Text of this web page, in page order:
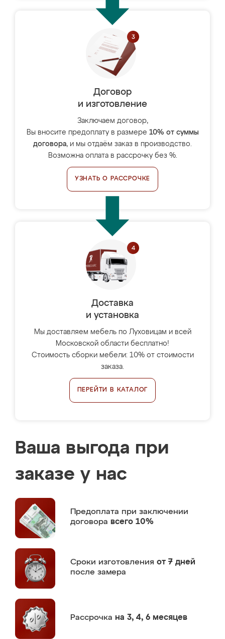
Договор
и изготовление
Заключаем договор,
Вы вносите предоплату в размере 10% от суммы
договора, и мы отдаём заказ в производство.
Возможна оплата в рассрочку без %.
УЗНАТЬ О РАССРОЧКЕ
Доставка
и установка
Мы доставляем мебель по Луховицам и всей
Московской области бесплатно!
Стоимость сборки мебели: 10% от стоимости
заказа.
ПЕРЕЙТИ В КАТАЛОГ
Ваша выгода при
заказе у нас
Предоплата при заключении
договора всего 10%
Сроки изготовления от 7 дней
после замера
Рассрочка на 3, 4, 6 месяцев